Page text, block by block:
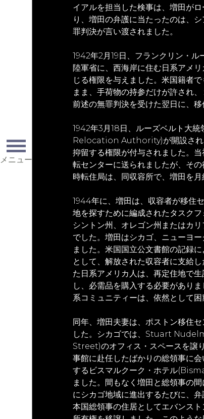
メニュー
イアルを担当した検事は、増田が
り、増田の弁護に当たったのは、
罪判決が言い渡されました。
1942年2月19日、フランクリン・ル
陸軍省に、西海岸に住む日系アメ
じる権限を与えました。米国籍者
まま、手荷物の持参だけが許され
前述の無罪判決を受けた翌日に、
1942年3月18日、ルーズベルト大
Relocation Authority)が開設され
抑留する権限が付与されました。
転センターに送られましたが、そ
時転住局は、同収容所で、増田を
1944年に、増田は、収容者が移住
地を探すために編成されたタスク
シントン州、オレゴン州またはカ
でした。増田はシカゴ、ニューヨ
ました。米国国立公文書館の記録
として、解放された収容者に支給
た日系アメリカ人は、再定住地で
し、必需品を購入する必要があり
系コミュニティーは、依然として困
同年、増田夫妻は、ポストン移住
した。シカゴでは、Stuart
Street)のオフィス・スペースを譲
事館に赴任したばかりの総領事に
するビスマルクーク・ホテル
ました。間もなく増田と総領事の
にシカゴ地域に進出するたびに、
本国総領事の住居としてエバンス